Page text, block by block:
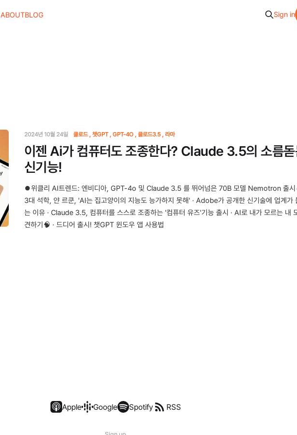
ABOUTBLOG Sign in
2024년 10월 24일 클로드 챗GPT GPT-4O 클로드3.5 라마
이젠 Ai가 컴퓨터도 조종한다? Claude 3.5의 소름
신기능!
⏺위클리 AI트렌드: 엔비디아, GPT-4o 및 Claude 3.5 를 뛰어넘은 70B 모델 Nemotron 출시
3대 석학, 얀 르쿤, 'AI는 집고양이의 지능도 능가하지 못해' · Adobe가 공개한 신기술에 업계가
는 이유 · Claude 3.5, 컴퓨터를 스스로 조종하는 '컴퓨터 유즈'기능 출시 · AI로 내가 모르는 내
견하기🧠 · 드디어 출시! 챗GPT 윈도우 앱 사용법
Apple Google Spotify RSS